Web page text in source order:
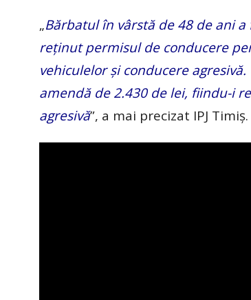
„Bărbatul în vârstă de 48 de ani
reţinut permisul de conducere
vehiculelor şi conducere
amendă de 2.430 de lei, fiindu-i
agresivă”, a mai precizat IPJ Timiş.